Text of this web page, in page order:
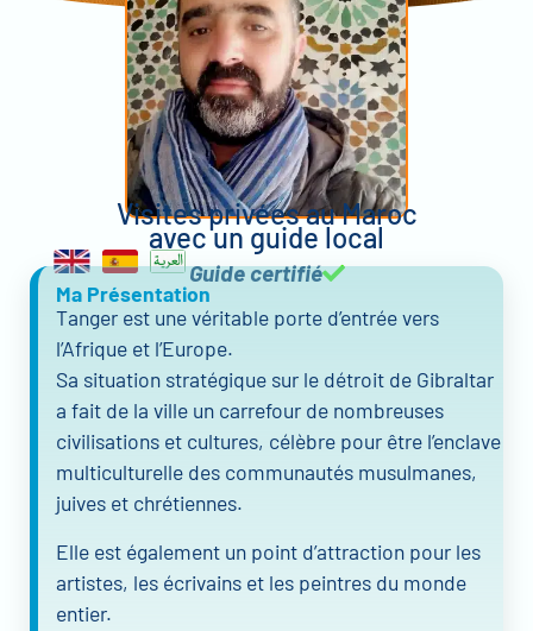
Visites privées au Maroc
avec un guide local
Guide certifié
Ma Présentation
Tanger est une véritable porte d’entrée vers
l’Afrique et l’Europe.
Sa situation stratégique sur le détroit de Gibraltar
a fait de la ville un carrefour de nombreuses
civilisations et cultures, célèbre pour être l’enclave
multiculturelle des communautés musulmanes,
juives et chrétiennes.
Elle est également un point d’attraction pour les
artistes, les écrivains et les peintres du monde
entier.